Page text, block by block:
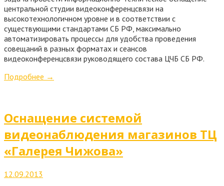
центральной студии видеоконференцсвязи на
высокотехнологичном уровне и в соответствии с
существующими стандартами СБ РФ, максимально
автоматизировать процессы для удобства проведения
совещаний в разных форматах и сеансов
видеоконференцсвязи руководящего состава ЦЧБ СБ РФ.
Подробнее →
Оснащение системой
видеонаблюдения магазинов ТЦ
«Галерея Чижова»
12.09.2013